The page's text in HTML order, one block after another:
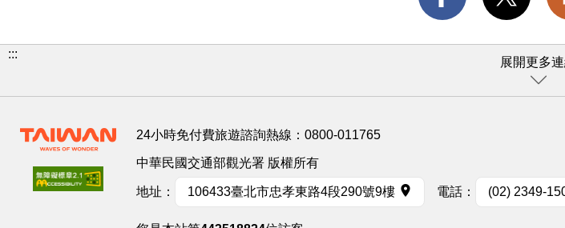
:::
展開更多
24小時免付費旅遊諮詢熱線： 0800-011765
中華民國交通部觀光署 版權所有
地址： 106433臺北市忠孝東路4段290號9樓 電話： (02) 2349-